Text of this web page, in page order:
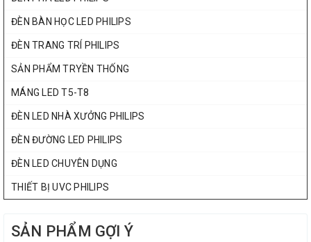
ĐÈN BÀN HỌC LED PHILIPS
ĐÈN TRANG TRÍ PHILIPS
SẢN PHẨM TRYỀN THỐNG
MÁNG LED T5-T8
ĐÈN LED NHÀ XƯỞNG PHILIPS
ĐÈN ĐƯỜNG LED PHILIPS
ĐÈN LED CHUYÊN DỤNG
THIẾT BỊ UVC PHILIPS
SẢN PHẨM GỢI Ý